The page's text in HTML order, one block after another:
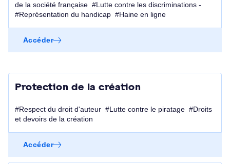
de la société française #Lutte contre les discriminations -
#Représentation du handicap #Haine en ligne
Accéder
Protection de la création
#Respect du droit d'auteur #Lutte contre le piratage #Droits
et devoirs de la création
Accéder